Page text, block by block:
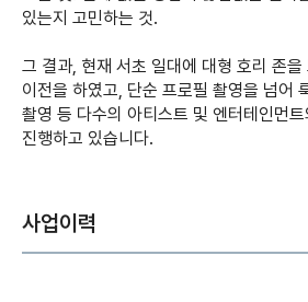
있는지 고민하는 것.
그 결과, 현재 서초 일대에 대형 호리 존
이전을 하였고, 단순 프로필 촬영을 넘어
촬영 등 다수의 아티스트 및 엔터테인먼
진행하고 있습니다.
사업이력